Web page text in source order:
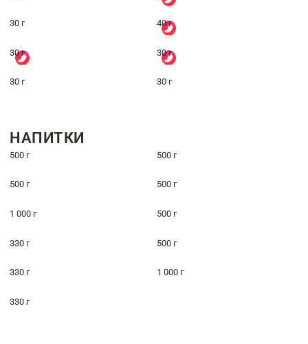
30 г 40 г
30 г 30 г
30 г 30 г
НАПИТКИ
500 г 500 г
500 г 500 г
1 000 г 500 г
330 г 500 г
330 г 1 000 г
330 г